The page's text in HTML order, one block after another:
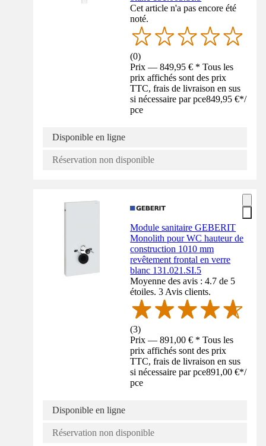
Cet article n'a pas encore été
noté.
(0)
Prix — 849,95 € * Tous les
prix affichés sont des prix
TTC, frais de livraison en sus
si nécessaire par pce849,95 €*/
pce
Disponible en ligne
Réservation non disponible
Module sanitaire GEBERIT
Monolith pour WC hauteur de
construction 1010 mm
revêtement frontal en verre
blanc 131.021.SI.5
Moyenne des avis : 4.7 de 5
étoiles. 3 Avis clients.
(3)
Prix — 891,00 € * Tous les
prix affichés sont des prix
TTC, frais de livraison en sus
si nécessaire par pce891,00 €*/
pce
Disponible en ligne
Réservation non disponible